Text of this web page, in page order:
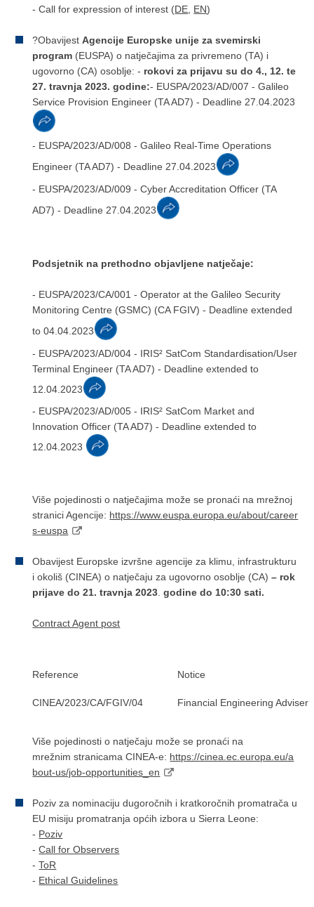
- Call for expression of interest (DE EN)
?ObavijestAgencije Europske unije za svemirski
program (EUSPA) o natječajima za privremeno (TA) i
ugovorno (CA) osoblje: - rokovi za prijavu su do 4., 12. te
27. travnja 2023. godine:- EUSPA/2023/AD/007 - Galileo
Service Provision Engineer (TA AD7) - Deadline 27.04.2023
- EUSPA/2023/AD/008 - Galileo Real-Time Operations
Engineer (TA AD7) - Deadline 27.04.2023
- EUSPA/2023/AD/009 - Cyber Accreditation Officer (TA
AD7) - Deadline 27.04.2023
Podsjetnik na prethodno objavljene natječaje:
- EUSPA/2023/CA/001 - Operator at the Galileo Security
Monitoring Centre (GSMC) (CA FGIV) - Deadline extended
to 04.04.2023
- EUSPA/2023/AD/004 - IRIS² SatCom Standardisation/User
Terminal Engineer (TA AD7) - Deadline extended to
12.04.2023
- EUSPA/2023/AD/005 - IRIS² SatCom Market and
Innovation Officer (TA AD7) - Deadline extended to
12.04.2023
Više pojedinosti o natječajima može se pronaći na mrežnoj
stranici Agencije: https://www.euspa.europa.eu/about/career
s-euspa
Obavijest Europske izvršne agencije za klimu, infrastrukturu
i okoliš (CINEA) o natječaju za ugovorno osoblje (CA)– rok
prijave do 21. travnja 2023 .godine do 10:30 sati.
Contract Agent post
Reference Notice
CINEA/2023/CA/FGIV/04 Financial Engineering Adviser
Više pojedinosti o natječaju može se pronaći na
mrežnim stranicama CINEA-e: https://cinea.ec.europa.eu/a
bout-us/job-opportunities_en
Poziv za nominaciju dugoročnih i kratkoročnih promatrača u
EU misiju promatranja općih izbora u Sierra Leone:
- Poziv
-Call for Observers
-ToR
- Ethical Guidelines